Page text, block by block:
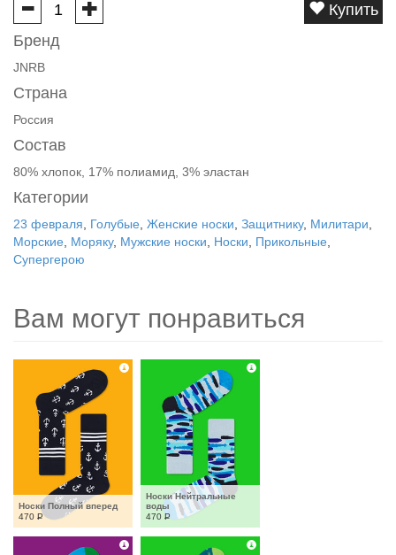
Купить
Бренд
JNRB
Страна
Россия
Состав
80% хлопок, 17% полиамид, 3% эластан
Категории
23 февраля Голубые Женские носки Защитнику, Милитари
Морские
Моряку, Мужские носки Носки Прикольные
Супергерою
Вам могут понравиться
Носки Полный вперед
470 Р
Носки Нейтральные
воды
470 Р